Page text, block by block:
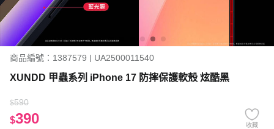
商品編號：1387579 | UA2500011540
XUNDD 甲蟲系列 iPhone 17 防摔保護軟殼 炫酷黑
$590
$390 收藏